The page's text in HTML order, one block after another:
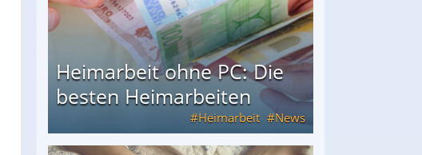
Heimarbeit ohne PC: Die
besten Heimarbeiten
Heimarbeit News